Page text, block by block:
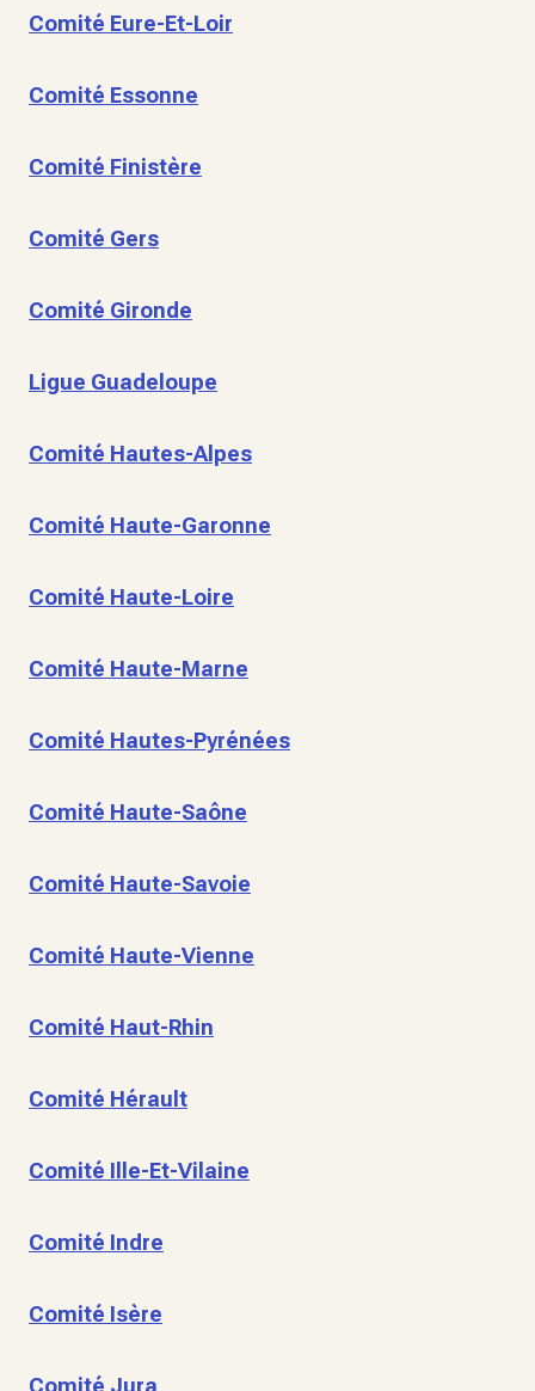
Comité Eure-Et-Loir
Comité Essonne
Comité Finistère
Comité Gers
Comité Gironde
Ligue Guadeloupe
Comité Hautes-Alpes
Comité Haute-Garonne
Comité Haute-Loire
Comité Haute-Marne
Comité Hautes-Pyrénées
Comité Haute-Saône
Comité Haute-Savoie
Comité Haute-Vienne
Comité Haut-Rhin
Comité Hérault
Comité Ille-Et-Vilaine
Comité Indre
Comité Isère
Comité Jura